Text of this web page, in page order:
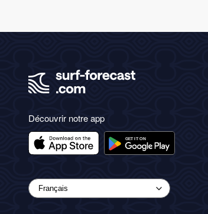
Découvrir notre app